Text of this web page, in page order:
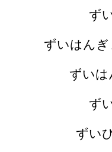
ず
ずいはん
ずいは
ず
ずい